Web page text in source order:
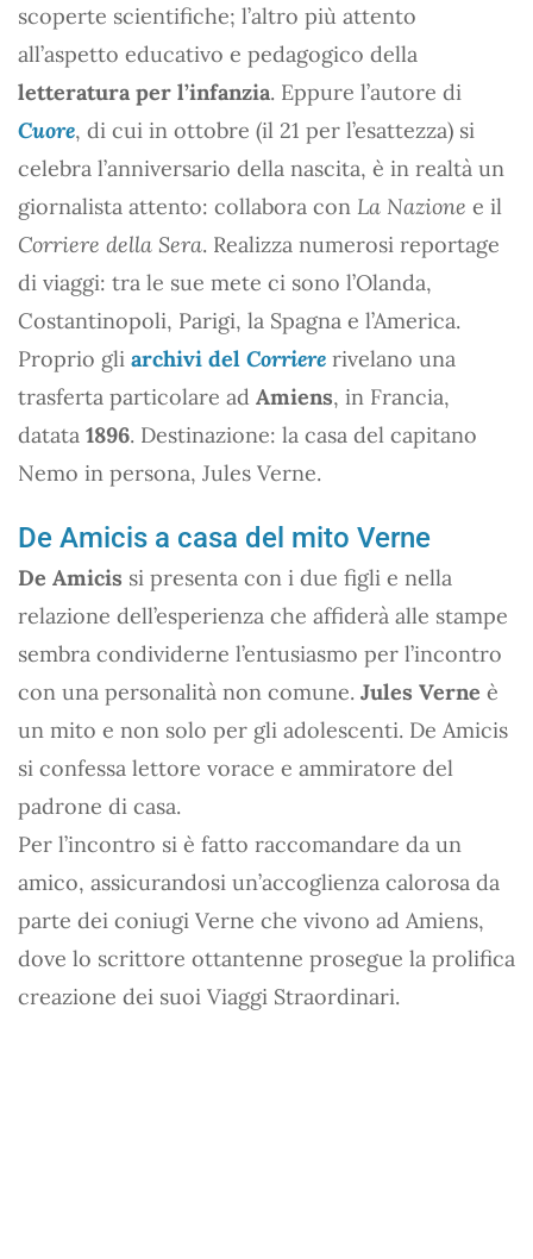
scoperte scientifiche; l’altro più attento
all’aspetto educativo e pedagogico della
letteratura per l’infanzia. Eppure l’autore di
Cuore, di cui in ottobre (il 21 per l’esattezza) si
celebra l’anniversario della nascita, è in realtà un
giornalista attento: collabora con La Nazione e il
Corriere della Sera. Realizza numerosi reportage
di viaggi: tra le sue mete ci sono l’Olanda,
Costantinopoli, Parigi, la Spagna e l’America.
Proprio gli archivi del Corriere rivelano una
trasferta particolare ad Amiens, in Francia,
datata 1896. Destinazione: la casa del capitano
Nemo in persona, Jules Verne.
De Amicis a casa del mito Verne
De Amicis si presenta con i due figli e nella
relazione dell’esperienza che affiderà alle stampe
sembra condividerne l’entusiasmo per l’incontro
con una personalità non comune. Jules Verne è
un mito e non solo per gli adolescenti. De Amicis
si confessa lettore vorace e ammiratore del
padrone di casa.
Per l’incontro si è fatto raccomandare da un
amico, assicurandosi un’accoglienza calorosa da
parte dei coniugi Verne che vivono ad Amiens,
dove lo scrittore ottantenne prosegue la prolifica
creazione dei suoi Viaggi Straordinari.